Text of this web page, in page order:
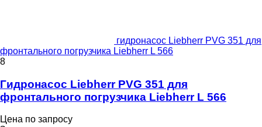
гидронасос Liebherr PVG 351 для
фронтального погрузчика Liebherr L 566
8
Гидронасос Liebherr PVG 351 для
фронтального погрузчика Liebherr L 566
Цена по запросу